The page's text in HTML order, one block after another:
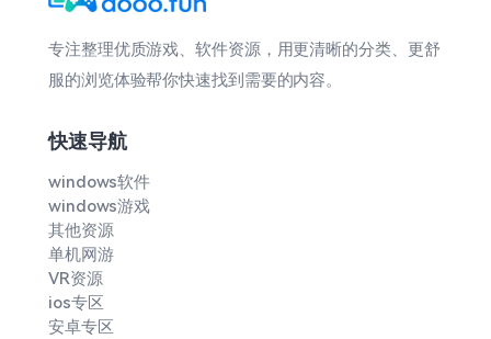
专注整理优质游戏、软件资源，用更清晰的分类、更舒
服的浏览体验帮你快速找到需要的内容。
快速导航
windows软件
windows游戏
其他资源
单机网游
VR资源
ios专区
安卓专区